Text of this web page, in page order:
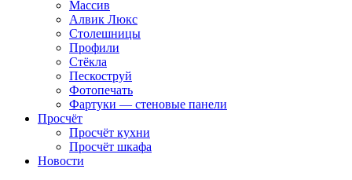
Массив
Алвик Люкс
Столешницы
Профили
Стёкла
Пескоструй
Фотопечать
Фартуки — стеновые панели
Просчёт
Просчёт кухни
Просчёт шкафа
Новости